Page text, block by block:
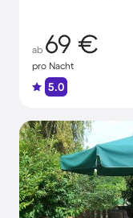
ab 69 €
pro Nacht
5.0